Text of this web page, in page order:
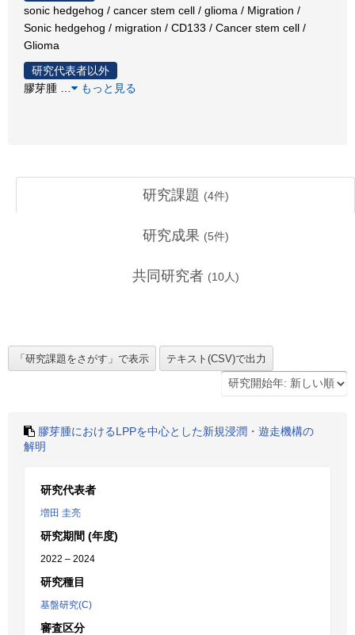
sonic hedgehog / cancer stem cell / glioma / Migration /
Sonic hedgehog / migration / CD133 / Cancer stem cell /
Glioma
研究代表者以外
膠芽腫
もっと見る
研究課題 (4件)
研究成果 (5件)
共同研究者 (10人)
膠芽腫におけるLPPを中心とした新規浸潤・遊走機構の
解明
研究代表者
増田 圭亮
研究期間 (年度)
2022 – 2024
研究種目
基盤研究(C)
審査区分